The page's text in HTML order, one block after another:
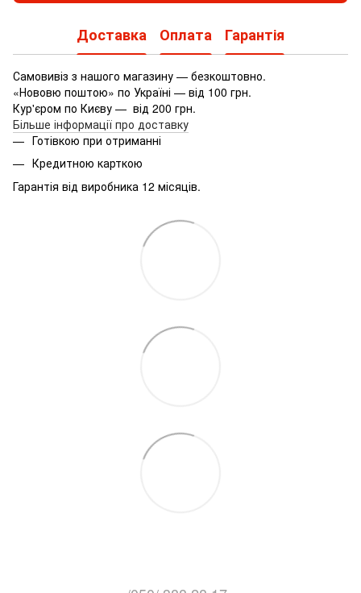
Доставка Оплата Гарантія
Самовивіз з нашого магазину — безкоштовно.
«Нововю поштою» по Україні — від 100 грн.
Кур'єром по Києву — від 200 грн.
Більше інформації про доставку
Готівкою при отриманні
Кредитною карткою
Гарантія від виробника 12 місяців.